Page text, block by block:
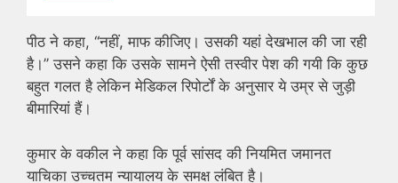
पीठ ने कहा, ‘‘नहीं, माफ कीजिए। उसकी यहां देखभाल की जा रही
है।’’ उसने कहा कि उसके सामने ऐसी तस्वीर पेश की गयी कि कुछ
बहुत गलत है लेकिन मेडिकल रिपोर्टों के अनुसार ये उम्र से जुड़ी
बीमारियां हैं।
कुमार के वकील ने कहा कि पूर्व सांसद की नियमित जमानत
याचिका उच्चतम न्यायालय के समक्ष लंबित है।